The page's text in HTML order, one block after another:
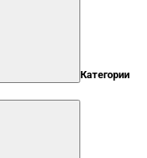
Категории